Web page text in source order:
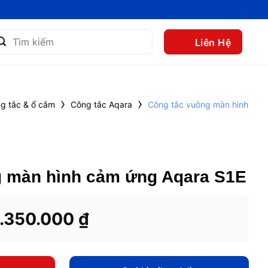
Liên Hệ
tắc & ổ cắm › Công tắc Aqara ›
Công tắc vuông màn hình
hình cảm ứng Aqara S1E
gốc
₫.
₫Giá
là: